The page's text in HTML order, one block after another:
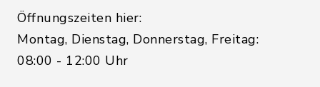
Öffnungszeiten hier:
Montag, Dienstag, Donnerstag, Freitag:
08:00 - 12:00 Uhr